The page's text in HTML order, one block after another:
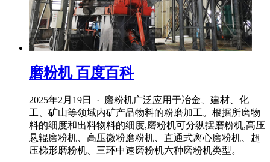
磨粉机 百度百科
2025年2月19日 · 磨粉机广泛应用于冶金、建材、化
工、矿山等领域内矿产品物料的粉磨加工。根据所磨物
料的细度和出料物料的细度,磨粉机可分纵摆磨粉机,高压
悬辊磨粉机、高压微粉磨粉机、直通式离心磨粉机、超
压梯形磨粉机、三环中速磨粉机六种磨粉机类型。